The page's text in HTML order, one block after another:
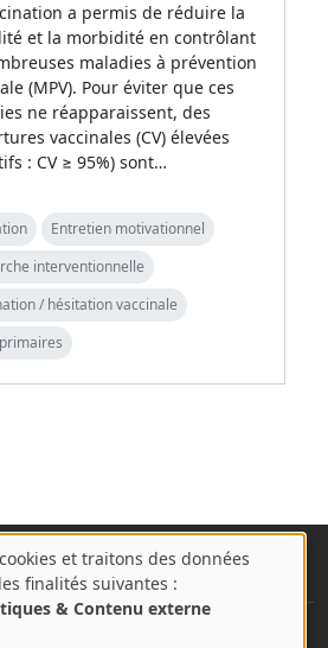
a permis de réduire la
et la morbidité en contrôlant
maladies à prévention
(MPV). Pour éviter que ces
ne réapparaissent, des
vaccinales (CV) élevées
: CV ≥ 95%) sont…
Entretien motivationnel
interventionnelle
/ hésitation vaccinale
et traitons des données
finalités suivantes :
& Contenu externe